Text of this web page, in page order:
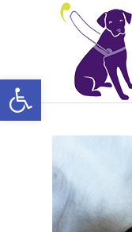
Ouvrir la barre d’outils